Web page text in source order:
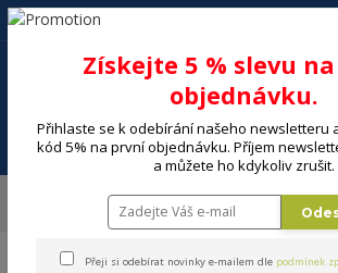
+420 602 494 600
ORION Plech na pečení 44,5x32,5 cm
Získejte 5 % slevu
objednávku.
Přihlaste se k odebírání našeho newsletteru
kód 5% na první objednávku. Příjem
a můžete ho kdykoliv zrušit.
Přeji si odebírat novinky e-mailem dle podmínek